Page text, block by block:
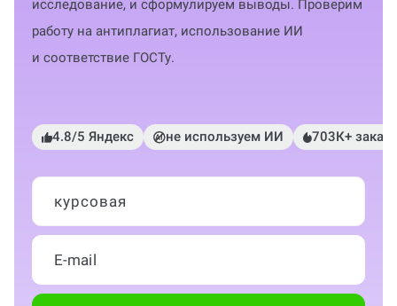
исследование, и сформулируем выводы. Проверим
работу на антиплагиат, использование ИИ
и соответствие ГОСТу.
4.8/5 Яндекс не используем ИИ 703К+
курсовая